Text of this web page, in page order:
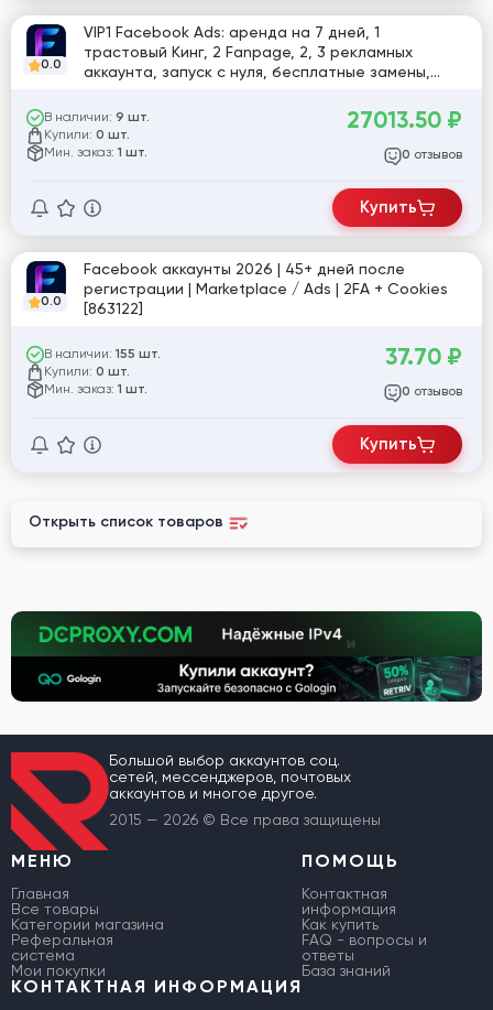
0.0
VIP1 Facebook Ads: аренда на 7 дней, 1
трастовый Кинг, 2 Fanpage, 2, 3 рекламных
аккаунта, запуск с нуля, бесплатные замены,
В наличии: 9 шт.
Купили: 0 шт.
Мин. заказ: 1 шт.
27013.50 ₽
0 отзывов
Купить
0.0
Facebook аккаунты 2026 | 45+ дней после
регистрации | Marketplace / Ads | 2FA + Cookies
[863122]
В наличии: 155 шт.
Купили: 0 шт.
Мин. заказ: 1 шт.
37.70 ₽
0 отзывов
Купить
Открыть список товаров
Большой выбор аккаунтов соц.
сетей, мессенджеров, почтовых
аккаунтов и многое другое.
2015 — 2026 © Все права защищены
МЕНЮ
Главная
Все товары
Категории магазина
Реферальная
система
Мои покупки
ПОМОЩЬ
Контактная
информация
Как купить
FAQ - вопросы и
ответы
База знаний
КОНТАКТНАЯ ИНФОРМАЦИЯ